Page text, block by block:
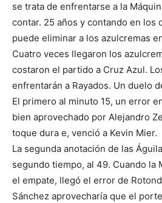
se trata de enfrentarse a la
contar. 25 años y contando en los
puede eliminar a los azulcremas
Cuatro veces llegaron los
costaron el partido a Cruz Azul.
enfrentarán a Rayados. Un duelo
El primero al minuto 15, un error
bien aprovechado por Alejandro
toque dura e, venció a Kevin Mier.
La segunda anotación de las
segundo tiempo, al 49. Cuando la
el empate, llegó el error de
Sánchez aprovecharía que el